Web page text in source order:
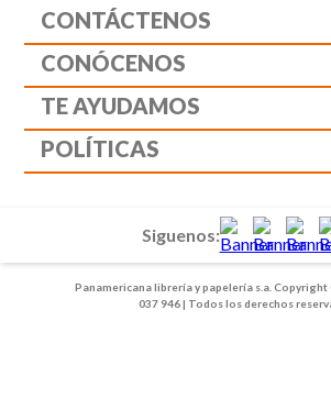
CONTÁCTENOS
CONÓCENOS
TE AYUDAMOS
POLÍTICAS
Panamericana librería y papelería s.a.
037 946 | Todos los derechos
Siguenos: